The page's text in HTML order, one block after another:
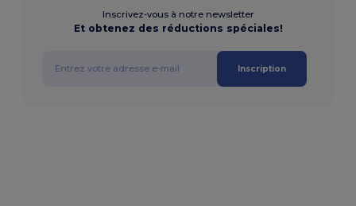
Inscrivez-vous à notre newsletter
Et obtenez des réductions spéciales!
Inscription